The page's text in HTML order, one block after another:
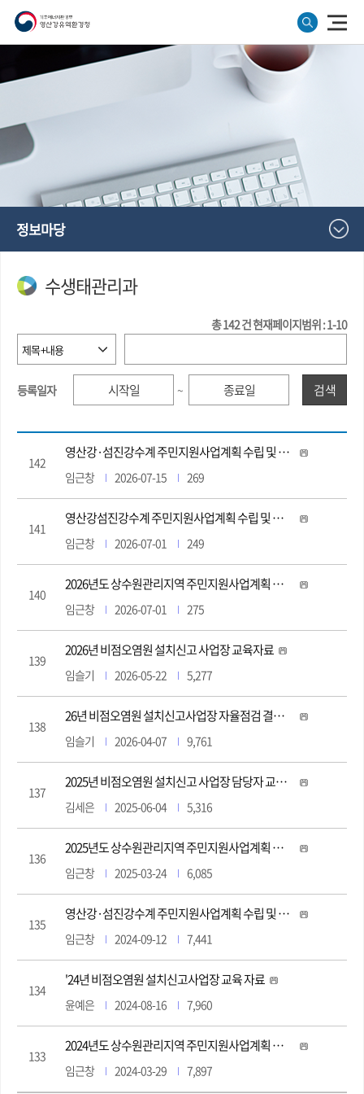
정보마당
수생태관리과
총142건현재페이지범위 : 1-10
등록일자 ~ 검색
142
영산강·섬진강수계 주민지원사업계획 수립 및 관리지침 개정 알림(2026.6.29.)
임근창 2026-07-15 269
141
영산강섬진강수계 주민지원사업계획 수립 및 관리지침 개정 알림(2025.10.28.)
임근창 2026-07-01 249
140
2026년도 상수원관리지역 주민지원사업계획 승인현황
임근창 2026-07-01 275
139
2026년 비점오염원 설치신고 사업장 교육자료
임슬기 2026-05-22 5,277
138
26년 비점오염원 설치신고사업장 자율점검 결과 제출 요청
임슬기 2026-04-07 9,761
137
2025년 비점오염원 설치신고 사업장 담당자 교육 자료
김세은 2025-06-04 5,316
136
2025년도 상수원관리지역 주민지원사업계획 승인현황
임근창 2025-03-24 6,085
135
영산강·섬진강수계 주민지원사업계획 수립 및 관리지침 개정 알림(개정일자 2024.09.11)
임근창 2024-09-12 7,441
134
'24년 비점오염원 설치신고사업장 교육 자료
윤예은 2024-08-16 7,960
133
2024년도 상수원관리지역 주민지원사업계획 승인현황
임근창 2024-03-29 7,897